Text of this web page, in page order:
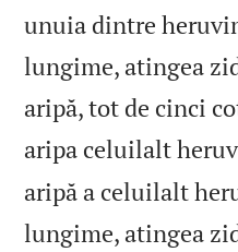
unuia dintre
lungime, atingea
aripă, tot de cinci
aripa celuilalt
aripă a celuilalt
lungime, atingea